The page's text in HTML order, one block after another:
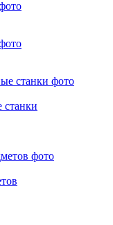
станки